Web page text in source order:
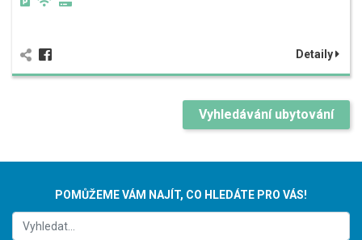
Detaily
Vyhledávání ubytování
POMŮŽEME VÁM NAJÍT, CO HLEDÁTE PRO VÁS!